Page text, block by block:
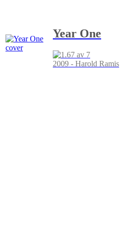
Year One
2009 - Harold Ramis